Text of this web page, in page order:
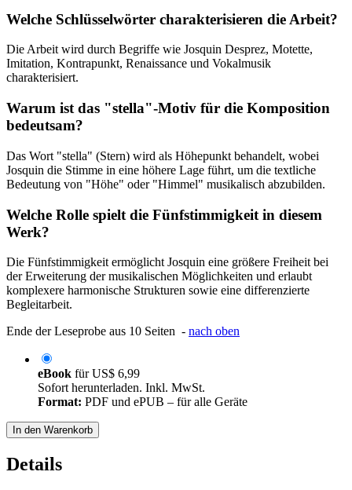
Welche Schlüsselwörter charakterisieren die Arbeit?
Die Arbeit wird durch Begriffe wie Josquin Desprez, Motette,
Imitation, Kontrapunkt, Renaissance und Vokalmusik
charakterisiert.
Warum ist das "stella"-Motiv für die Komposition
bedeutsam?
Das Wort "stella" (Stern) wird als Höhepunkt behandelt, wobei
Josquin die Stimme in eine höhere Lage führt, um die textliche
Bedeutung von "Höhe" oder "Himmel" musikalisch abzubilden.
Welche Rolle spielt die Fünfstimmigkeit in diesem
Werk?
Die Fünfstimmigkeit ermöglicht Josquin eine größere Freiheit bei
der Erweiterung der musikalischen Möglichkeiten und erlaubt
komplexere harmonische Strukturen sowie eine differenzierte
Begleitarbeit.
Ende der Leseprobe aus 10 Seiten - nach oben
eBook fürUS$ 6,99
Sofort herunterladen. Inkl. MwSt.
Format: PDF und ePUB – für alle Geräte
In den Warenkorb
Details